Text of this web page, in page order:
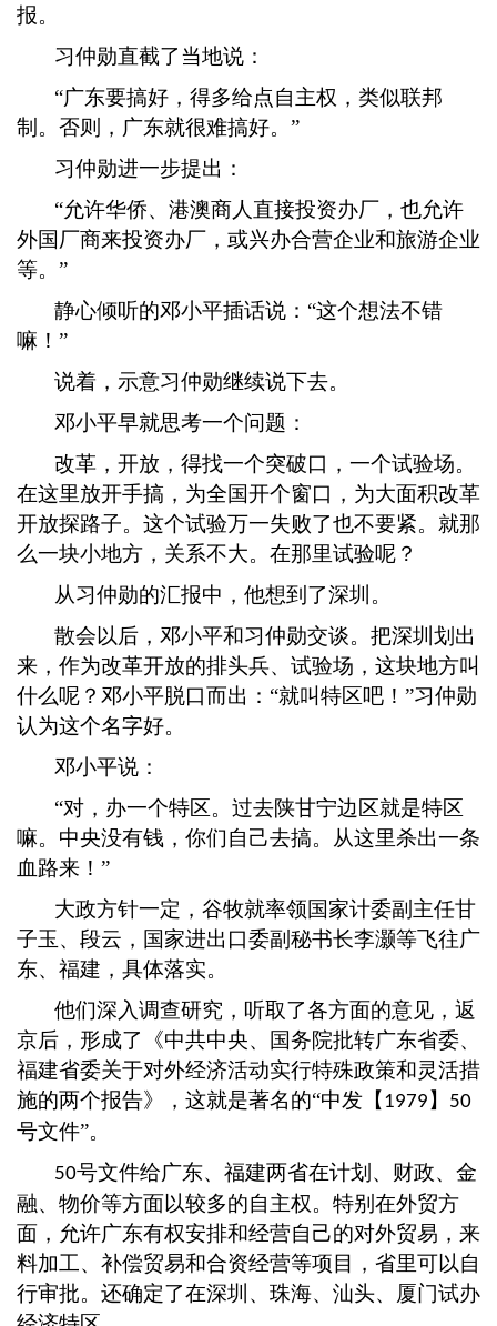
报。
习仲勋直截了当地说：
“广东要搞好，得多给点自主权，类似联邦
制。否则，广东就很难搞好。”
习仲勋进一步提出：
“允许华侨、港澳商人直接投资办厂，也允许
外国厂商来投资办厂，或兴办合营企业和旅游企业
等。”
静心倾听的邓小平插话说： “这个想法不错
嘛！”
说着，示意习仲勋继续说下去。
邓小平早就思考一个问题：
改革，开放，得找一个突破口，一个试验场。
在这里放开手搞，为全国开个窗口，为大面积改革
开放探路子。这个试验万一失败了也不要紧。就那
么一块小地方，关系不大。在那里试验呢？
从习仲勋的汇报中，他想到了深圳。
散会以后，邓小平和习仲勋交谈。把深圳划出
来，作为改革开放的排头兵、试验场，这块地方叫
什么呢？邓小平脱口而出： “就叫特区吧！”习仲勋
认为这个名字好。
邓小平说：
“对，办一个特区。过去陕甘宁边区就是特区
嘛。中央没有钱，你们自己去搞。从这里杀出一条
血路来！”
大政方针一定，谷牧就率领国家计委副主任甘
子玉、段云，国家进出口委副秘书长李灏等飞往广
东、福建，具体落实。
他们深入调查研究，听取了各方面的意见，返
京后，形成了《中共中央、国务院批转广东省委、
福建省委关于对外经济活动实行特殊政策和灵活措
施的两个报告》，这就是著名的“中发【 1979 】 50
号文件”。
50号文件给广东、福建两省在计划、财政、金
融、物价等方面以较多的自主权。特别在外贸方
面，允许广东有权安排和经营自己的对外贸易，来
料加工、补偿贸易和合资经营等项目，省里可以自
行审批。还确定了在深圳、珠海、汕头、厦门试办